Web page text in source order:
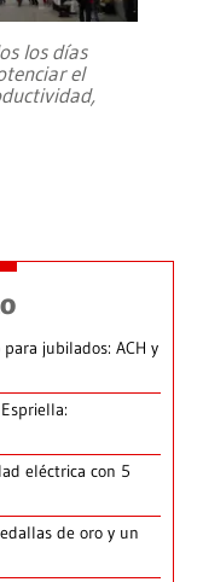
los días
el
jubilados: ACH y
eléctrica con 5
de oro y un